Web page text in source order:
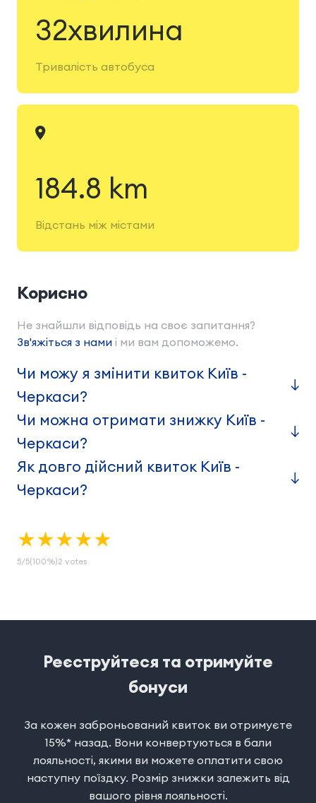
32хвилина
Тривалість автобуса
184.8 km
Відстань між містами
Корисно
Не знайшли відповідь на своє запитання?
Зв'яжіться з нами і ми вам допоможемо.
Чи можу я змінити квиток Київ -
Черкаси?
Чи можна отримати знижку Київ -
Черкаси?
Як довго дійсний квиток Київ -
Черкаси?
★★★★★
5/5(100%)2 votes
Реєструйтеся та отримуйте
бонуси
За кожен заброньований квиток ви отримуєте
15%* назад. Вони конвертуються в бали
лояльності, якими ви можете оплатити свою
наступну поїздку. Розмір знижки залежить від
вашого рівня лояльності.